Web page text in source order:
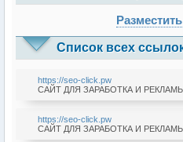
Список всех
https://seo-click.pw
САЙТ ДЛЯ ЗАРАБОТКА И
https://seo-click.pw
САЙТ ДЛЯ ЗАРАБОТКА И